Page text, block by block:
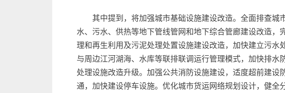
其中提到，将加强城市基础设施建设改造。全面排查
水、污水、供热等地下管线管网和地下综合管廊建设改造
理和再生利用及污泥处理处置设施建设改造，加快建立污
与周边江河湖海、水库等联排联调运行管理模式，加快排
处理设施改造升级。加强公共消防设施建设，适度超前建
通，加快建设停车设施。优化城市货运网络规划设计，健全